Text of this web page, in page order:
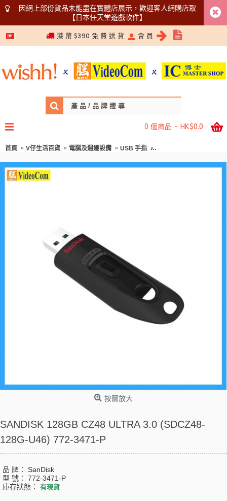
因網上部份貨品未能盡在實體店展示，歡迎客人網購店取
【日本任天堂遊戲軟件】
5366 1340
港 幣 $390 免 費 送 貨 會 員
0 個商品 - HK$0.0
首頁 V仔生活百貨 電腦及週邊設備 USB 手指 SANDISK 128GB CZ48
按圖放大
SANDISK 128GB CZ48 ULTRA 3.0 (SDCZ48-
128G-U46) 772-3471-P
品 牌： SanDisk
型 號： 772-3471-P
庫存狀態： 有現貨